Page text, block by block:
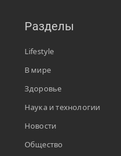
Разделы
Lifestyle
В мире
Здоровье
Наука и технологии
Новости
Общество